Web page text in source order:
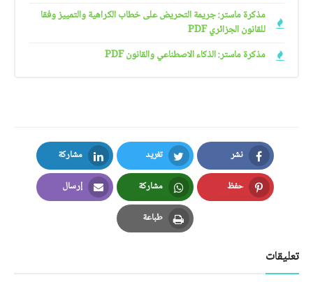
مذكرة ماستر: جريمة التحريض على خطاب الكراهية والتمييز وفقا
للقانون الجزائري PDF
مذكرة ماستر: الذكاء الاصطناعي والقانون PDF
نشر
Facebook
تغريد
Twitter
مشاركة
LinkedIn
حفظ
Pinterest
مشاركة
Whatsapp
إرسال
Email
طباعة
Print
تعليقات